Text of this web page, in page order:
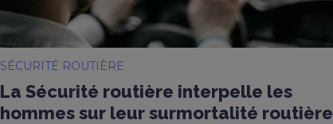
SÉCURITÉ ROUTIÈRE
La Sécurité routière interpelle les
hommes sur leur surmortalité routière